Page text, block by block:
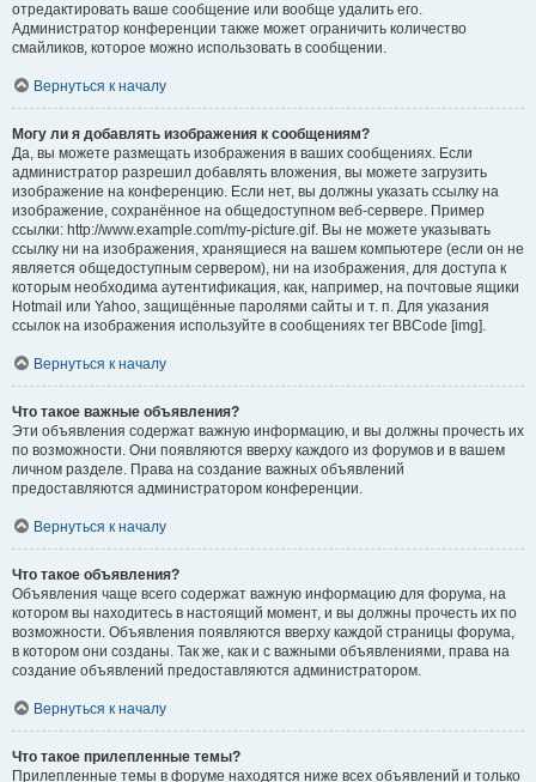
отредактировать ваше сообщение или вообще удалить его.
Администратор конференции также может ограничить количество
смайликов, которое можно использовать в сообщении.
Вернуться к началу
Могу ли я добавлять изображения к сообщениям?
Да, вы можете размещать изображения в ваших сообщениях. Если
администратор разрешил добавлять вложения, вы можете загрузить
изображение на конференцию. Если нет, вы должны указать ссылку на
изображение, сохранённое на общедоступном веб-сервере. Пример
ссылки: http://www.example.com/my-picture.gif. Вы не можете указывать
ссылку ни на изображения, хранящиеся на вашем компьютере (если он не
является общедоступным сервером), ни на изображения, для доступа к
которым необходима аутентификация, как, например, на почтовые ящики
Hotmail или Yahoo, защищённые паролями сайты и т. п. Для указания
ссылок на изображения используйте в сообщениях тег BBCode [img].
Вернуться к началу
Что такое важные объявления?
Эти объявления содержат важную информацию, и вы должны прочесть их
по возможности. Они появляются вверху каждого из форумов и в вашем
личном разделе. Права на создание важных объявлений
предоставляются администратором конференции.
Вернуться к началу
Что такое объявления?
Объявления чаще всего содержат важную информацию для форума, на
котором вы находитесь в настоящий момент, и вы должны прочесть их по
возможности. Объявления появляются вверху каждой страницы форума,
в котором они созданы. Так же, как и с важными объявлениями, права на
создание объявлений предоставляются администратором.
Вернуться к началу
Что такое прилепленные темы?
Прилепленные темы в форуме находятся ниже всех объявлений и только